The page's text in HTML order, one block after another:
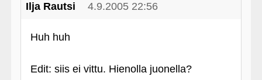
Ilja Rautsi 4.9.2005 22:56
Huh huh
Edit: siis ei vittu. Hienolla juonella?